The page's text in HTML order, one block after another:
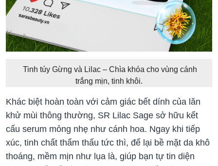
Tinh túy Gừng và Lilac – Chìa khóa cho vùng cánh
trắng mịn, tinh khôi.
Khác biệt hoàn toàn với cảm giác bết dính của lăn
khử mùi thông thường, SR Lilac Sage sở hữu kết
cấu serum mỏng nhẹ như cánh hoa. Ngay khi tiếp
xúc, tinh chất thẩm thấu tức thì, để lại bề mặt da khô
thoáng, mềm mịn như lụa là, giúp bạn tự tin diện